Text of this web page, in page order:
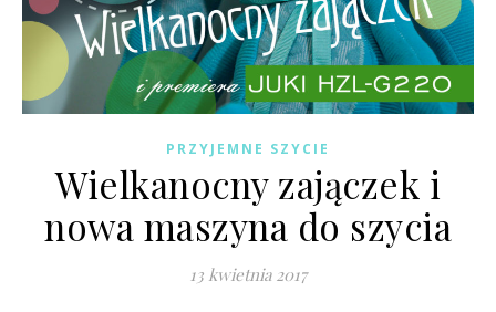
PRZYJEMNE SZYCIE
Wielkanocny zajączek i
nowa maszyna do szycia
13 kwietnia 2017